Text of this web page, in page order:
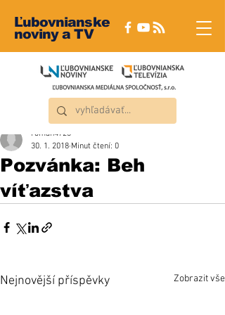
Ľubovnianske
noviny a TV
Pozvánka: Beh
víťazstva
roman4723
30. 1. 2018 Minut čtení: 0
Nejnovější příspěvky Zobrazit vše